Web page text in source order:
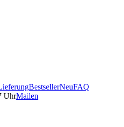
BestsellerNeuFAQ
UhrMailen